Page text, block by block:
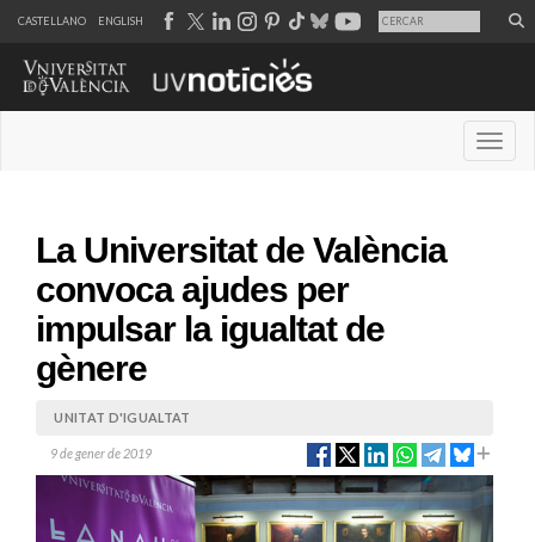
CASTELLANO ENGLISH
La Universitat de València
convoca ajudes per
impulsar la igualtat de
gènere
UNITAT D'IGUALTAT
9 de gener de 2019